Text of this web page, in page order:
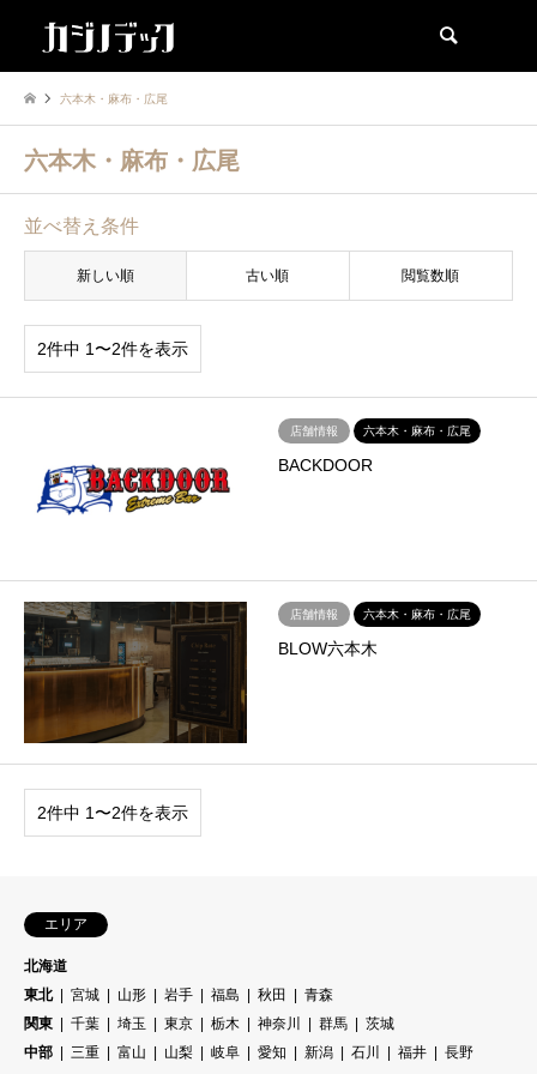
六本木・麻布・広尾
六本木・麻布・広尾
並べ替え条件
新しい順 古い順 閲覧数順
2件中 1〜2件を表示
店舗情報 六本木・麻布・広尾
BACKDOOR
店舗情報 六本木・麻布・広尾
BLOW六本木
2件中 1〜2件を表示
エリア
北海道
東北
宮城 山形 岩手 福島 秋田
青森
関東
千葉 埼玉 東京 栃木 神奈川 群馬
茨城
中部
三重 富山 山梨 岐阜 愛知 新潟 石川 福井
長野